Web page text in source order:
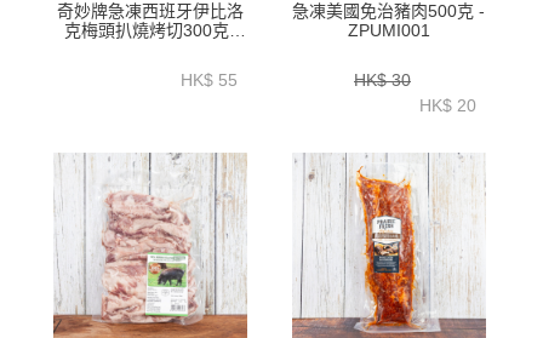
奇妙牌急凍西班牙伊比洛
克梅頭扒燒烤切300克-
HK$ 55
急凍美國免治豬肉500克 -
ZPUMI001
HK$ 30
HK$ 20